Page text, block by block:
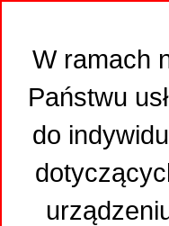
W ramach
Państwu
do